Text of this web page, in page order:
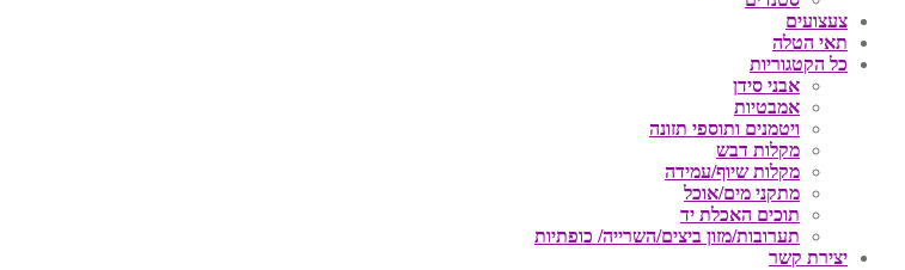
צעצועים
תאי הטלה
כל הקטגוריות
אבני סידן
אמבטיות
ויטמנים ותוספי תזונה
מקלות דבש
מקלות שיוף/עמידה
מתקני מים/אוכל
תוכים האכלת יד
תערובות/מזון ביצים/השרייה/ כופתיות
יצירת קשר